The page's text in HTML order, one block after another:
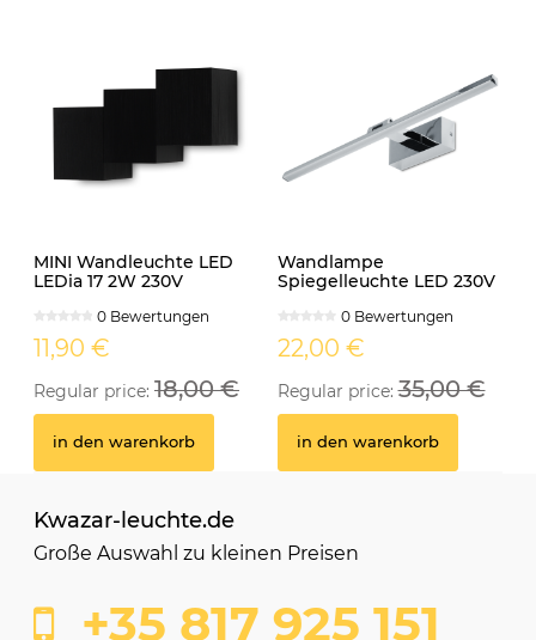
MINI Wandleuchte LED
LEDia 17 2W 230V
0 Bewertungen
11,90 €
Regular price: 18,00 €
in den warenkorb
Wandlampe
Spiegelleuchte LED 230V
schwenkbar chrom
0 Bewertungen
22,00 €
Regular price:35,00 €
in den warenkorb
Kwazar-leuchte.de
Große Auswahl zu kleinen Preisen
+35 817 925 151